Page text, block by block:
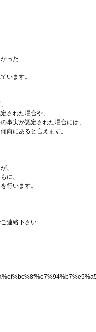
った
います。
された場合や、
事実が認定された場合には、
向にあると言えます。
、
に、
行います。
連絡下さい